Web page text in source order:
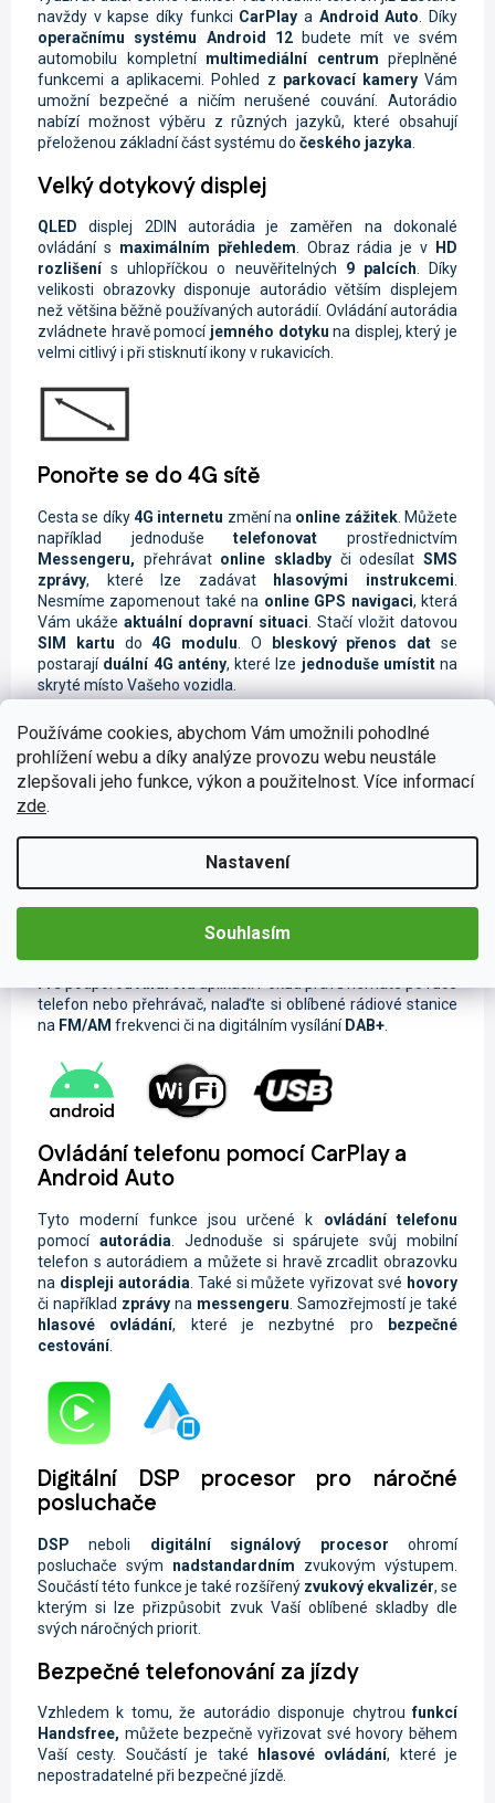
Používáme cookies, abychom Vám umožnili pohodlné
prohlížení webu a díky analýze provozu webu neustále
zlepšovali jeho funkce, výkon a použitelnost. Více informací
zde.
Nastavení
Souhlasím
navždy v kapse díky funkci CarPlay a Android Auto
Díky
operačnímu systému Android 12budete mít ve svém
automobilu kompletní multimediální centrum přeplněné
funkcemi a aplikacemi. Pohled z parkovací kameryVám
umožní bezpečné a ničím nerušené couvání. Autorádio
nabízí možnost výběru z různých jazyků, které obsahují
přeloženou základní část systému do českého jazyka
Velký dotykový displej
QLEDdisplej
2DIN autorádia je zaměřen na dokonalé
ovládání s maximálním přehledem. Obraz rádia je v HD
rozlišenís uhlopříčkou o neuvěřitelných 9 palcích. Díky
velikosti obrazovky disponuje autorádio větším displejem
než většina běžně používaných autorádií. Ovládání autorádia
zvládnete hravě pomocí jemného dotyku na displej, který je
velmi citlivý i při stisknutí ikony v rukavicích.
Ponořte se do 4G sítě
Cesta se díky4G internetu změní na online zážitek. Můžete
například jednodušetelefonovat prostřednictvím
Messengeru, přehrávat online skladby či odesílatSMS
zprávy, které lze zadávat hlasovými instrukcemi
Nesmíme zapomenout také na online GPS navigaci, která
Vám ukáže aktuální dopravní situaci . Stačí vložit datovou
SIM kartu do4G modulu . O bleskový přenos dat se
postarají duální 4G antény, které lze jednoduše umístitna
skryté místo Vašeho vozidla.
Muzika z mobilu či tabletu
Při poslechu oblíbené skladby během cestování se čas Vaší
Bluetooth. Lze také jednoduše nahrávky
streamovat ze svého chytrého zařízení pomocí funkceWi-
telefon nebo přehrávač, nalaďte si oblíbené rádiové stanice
na FM/AM frekvenci či na digitálním vysílání DAB+
Ovládání telefonu pomocí CarPlay a
Android Auto
Tyto moderní funkce jsou určené k ovládání telefonu
pomocíautorádia . Jednoduše si spárujete svůj mobilní
telefon s autorádiem a můžete si hravě zrcadlit obrazovku
na displeji autorádia . Také si můžete vyřizovat své hovory
či například zprávy na messengeru . Samozřejmostí je také
hlasové ovládání, které je nezbytné pro
bezpečné
cestování.
Digitální DSP procesor pro náročné
posluchače
DSP neboli digitální signálový procesorohromí
posluchače svým nadstandardním zvukovým výstupem.
Součástí této funkce je také rozšířený zvukový ekvalizér, se
kterým si lze přizpůsobit zvuk Vaší oblíbené skladby dle
svých náročných priorit.
Bezpečné telefonování za jízdy
Vzhledem k tomu, že autorádio disponuje chytroufunkcí
Handsfree, můžete bezpečně vyřizovat své hovory během
Vaší cesty. Součástí je také
hlasové ovládání, které je
nepostradatelné při bezpečné jízdě.